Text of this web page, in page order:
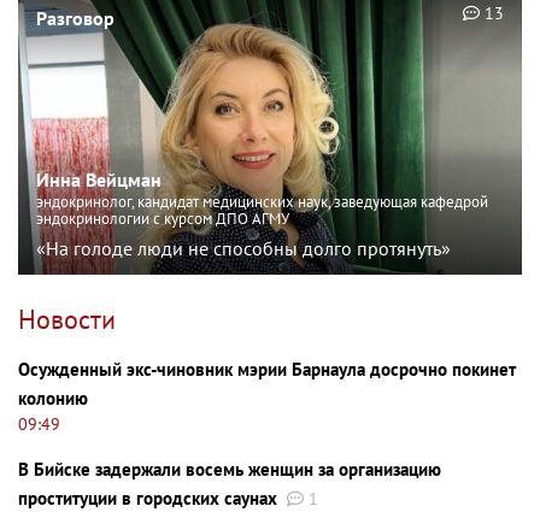
Разговор
Инна Вейцман
эндокринолог, кандидат медицинских наук, заведующая кафедрой
эндокринологии с курсом ДПО АГМУ
«На голоде люди не способны долго протянуть»
13
Новости
Осужденный экс-чиновник мэрии Барнаула досрочно покинет
колонию
09:49
В Бийске задержали восемь женщин за организацию
проституции в городских саунах
1